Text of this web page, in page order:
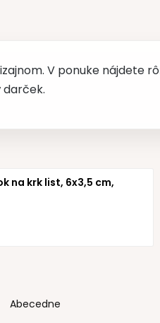
V ponuke nájdete
na krk list, 6x3,5 cm,
Abecedne